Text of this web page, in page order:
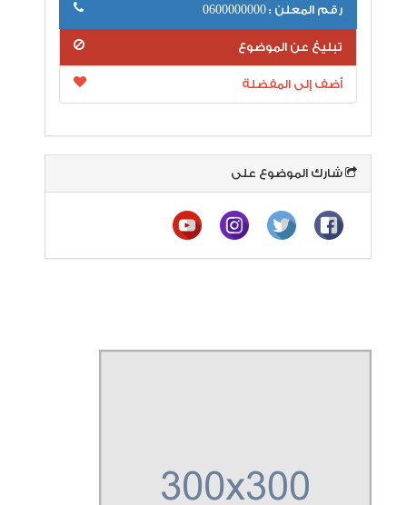
رقم المعلن :0600000000
تبليغ عن الموضوع
أضف إلى المفضلة
شارك الموضوع على